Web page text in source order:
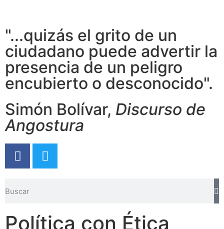
"...quizás el grito de un
ciudadano puede advertir la
presencia de un peligro
encubierto o desconocido".
Simón Bolívar, Discurso de
Angostura
Política con Ética